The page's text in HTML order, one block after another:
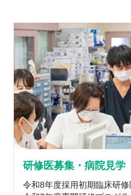
研修医募集・病院見学
令和8年度採用初期臨床研